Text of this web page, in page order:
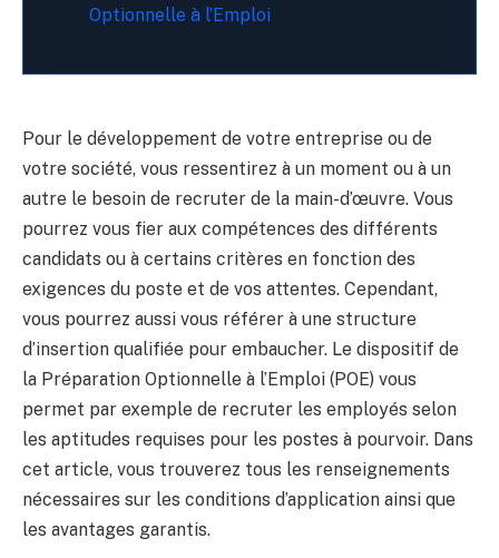
Optionnelle à l’Emploi
Pour le développement de votre entreprise ou de
votre société, vous ressentirez à un moment ou à un
autre le besoin de recruter de la main-d’œuvre. Vous
pourrez vous fier aux compétences des différents
candidats ou à certains critères en fonction des
exigences du poste et de vos attentes. Cependant,
vous pourrez aussi vous référer à une structure
d’insertion qualifiée pour embaucher. Le dispositif de
la Préparation Optionnelle à l’Emploi (POE) vous
permet par exemple de recruter les employés selon
les aptitudes requises pour les postes à pourvoir. Dans
cet article, vous trouverez tous les renseignements
nécessaires sur les conditions d’application ainsi que
les avantages garantis.